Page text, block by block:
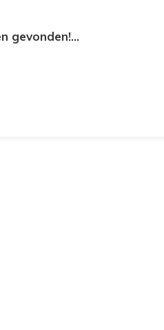
gevonden!...